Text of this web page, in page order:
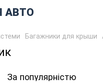
АВТО
Багажники для крыши
За популярністю